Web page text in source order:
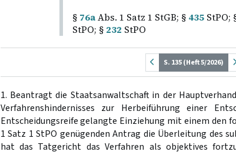
§ 76aAbs. 1 Satz 1 StGB; § 435StPO;
StPO; § 232 StPO
S. 135 (Heft 5/2026)
1. Beantragt die Staatsanwaltschaft in der
Verfahrenshindernisses zur Herbeiführung einer
Entscheidungsreife gelangte Einziehung mit einem den
1 Satz 1 StPO genügenden Antrag die Überleitung des
hat das Tatgericht das Verfahren als objektives